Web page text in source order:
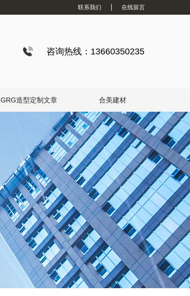
联系我们 在线留言
咨询热线：13660350235
GRG造型定制文章 合美建材